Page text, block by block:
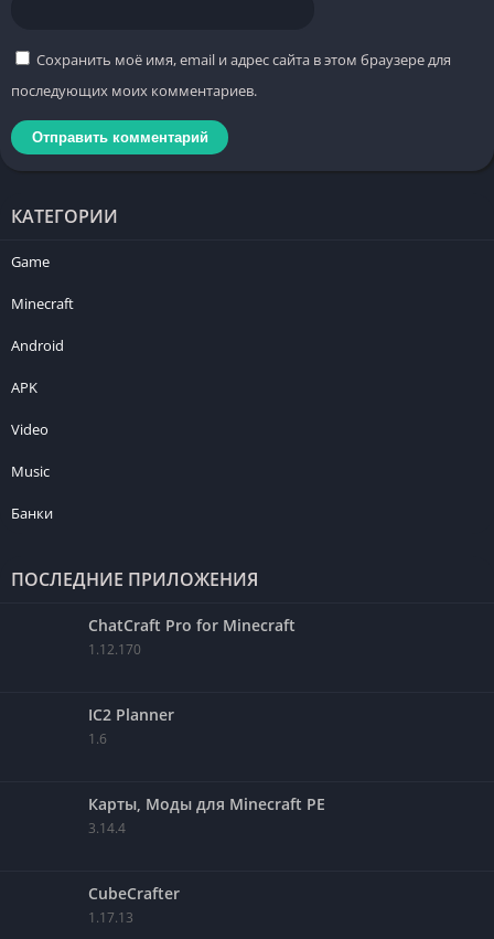
Сохранить моё имя, email и адрес сайта в этом браузере для
последующих моих комментариев.
КАТЕГОРИИ
Game
Minecraft
Android
APK
Video
Music
Банки
ПОСЛЕДНИЕ ПРИЛОЖЕНИЯ
ChatCraft Pro for Minecraft
1.12.170
IC2 Planner
1.6
Карты, Моды для Minecraft PE
3.14.4
CubeCrafter
1.17.13